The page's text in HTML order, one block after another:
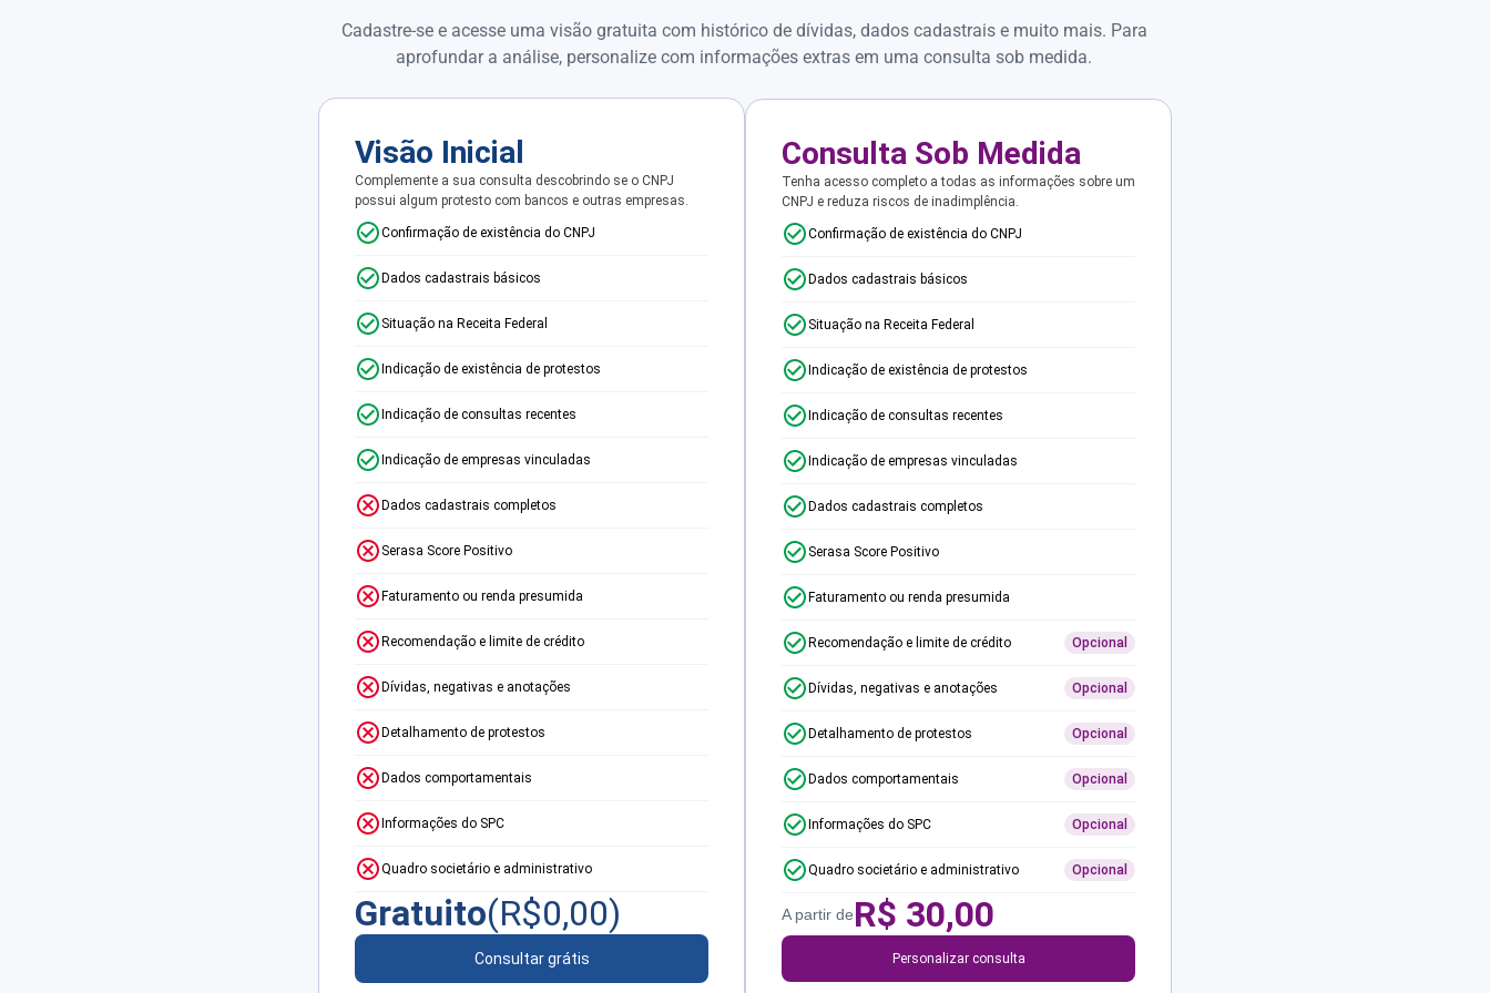
Cadastre-se e acesse uma visão gratuita com histórico de dívidas, dados cadastrais e muito mais. Para
aprofundar a análise, personalize com informações extras em uma consulta sob medida.
Visão Inicial
Complemente a sua consulta descobrindo se o CNPJ
possui algum protesto com bancos e outras empresas.
Confirmação de existência do CNPJ
Dados cadastrais básicos
Situação na Receita Federal
Indicação de existência de protestos
Indicação de consultas recentes
Indicação de empresas vinculadas
Dados cadastrais completos
Serasa Score Positivo
Faturamento ou renda presumida
Recomendação e limite de crédito
Dívidas, negativas e anotações
Detalhamento de protestos
Dados comportamentais
Informações do SPC
Quadro societário e administrativo
Gratuito(R$0,00)
Consultar grátis
Consulta Sob Medida
Tenha acesso completo a todas as informações sobre um
CNPJ e reduza riscos de inadimplência.
Confirmação de existência do CNPJ
Dados cadastrais básicos
Situação na Receita Federal
Indicação de existência de protestos
Indicação de consultas recentes
Indicação de empresas vinculadas
Dados cadastrais completos
Serasa Score Positivo
Faturamento ou renda presumida
Recomendação e limite de crédito Opcional
Dívidas, negativas e anotações Opcional
Detalhamento de protestos Opcional
Dados comportamentais Opcional
Informações do SPC Opcional
Quadro societário e administrativo Opcional
A partir deR$ 30,00
Personalizar consulta